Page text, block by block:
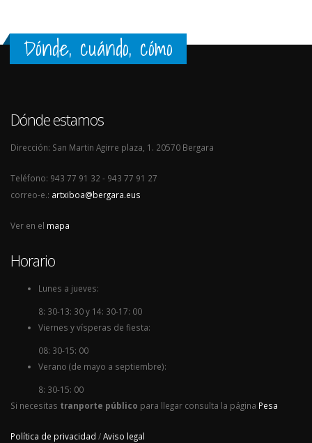
Dónde, cuándo, cómo
Dónde estamos
Dirección: San Martin Agirre plaza, 1. 20570 Bergara
Teléfono: 943 77 91 32 - 943 77 91 27
correo-e.: artxiboa@bergara.eus
Ver en el mapa
Horario
Lunes a jueves:
8: 30-13: 30 y 14: 30-17: 00
Viernes y vísperas de fiesta:
08: 30-15: 00
Verano (de mayo a septiembre):
8: 30-15: 00
Si necesitas tranporte público para llegar consulta la página Pesa
Política de privacidad /Aviso legal